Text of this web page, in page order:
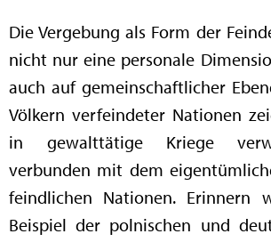
Die Vergebung als Form der
nicht nur eine personale
auch auf gemeinschaftlicher
Völkern verfeindeter Nationen
in gewalttätige Kriege
verbunden mit dem
feindlichen Nationen. Erinnern
Beispiel der polnischen und